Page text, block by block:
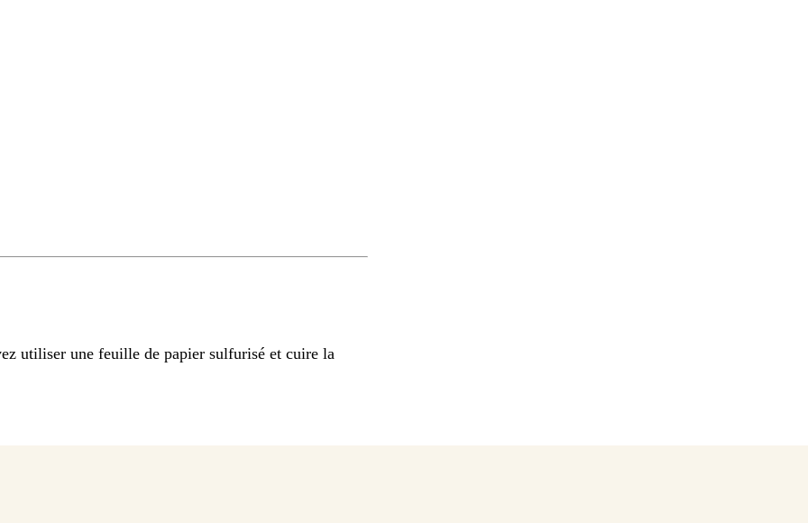
utiliser une feuille de papier sulfurisé et cuire la